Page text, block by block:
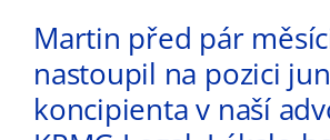
Martin před pár
nastoupil na pozici
koncipienta v naší